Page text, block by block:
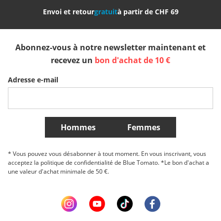
expérience du splitboard. Découvre notre sélection et trouve le
Jones Snowboards
Nidecker
Capita
Expertise en splitboard à Blue Tomato
l'équipement dont tu as besoin pour tes aventures en backcountry. Si
tu as des questions, nos experts du service clientèle ou en magasin
dans lesboutiques Blue Tomatose feront un plaisir de t'aider. Tu
Slovenija België (Nederlands)
Belgique (Français) Danmark Norge
Plus de Pays
Envoi et retourgratuità partir de CHF 69
Abonnez-vous à notre newsletter maintenant et
recevez un bon d'achat de 10 €
Adresse e-mail
Hommes Femmes
* Vous pouvez vous désabonner à tout moment. En vous inscrivant, vous
acceptez la politique de confidentialité de Blue Tomato. *Le bon d'achat a
une valeur d'achat minimale de 50 €.